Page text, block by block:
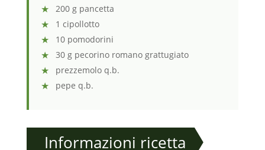
200 g pancetta
1 cipollotto
10 pomodorini
30 g pecorino romano grattugiato
prezzemolo q.b.
pepe q.b.
Informazioni ricetta